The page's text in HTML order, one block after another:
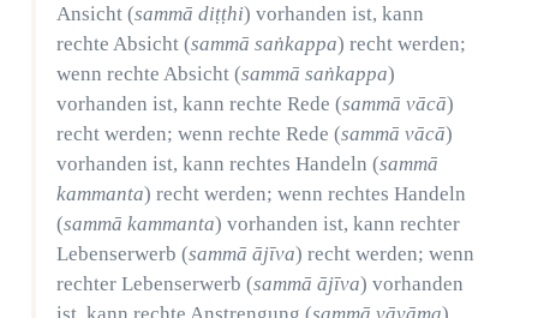
Ansicht (sammā diṭṭhi) vorhanden ist, kann
rechte Absicht (sammā saṅkappa) recht werden;
wenn rechte Absicht (sammā saṅkappa)
vorhanden ist, kann rechte Rede (sammā vācā)
recht werden; wenn rechte Rede (sammā vācā)
vorhanden ist, kann rechtes Handeln (sammā
kammanta) recht werden; wenn rechtes Handeln
(sammā kammanta) vorhanden ist, kann rechter
Lebenserwerb (sammā ājīva) recht werden; wenn
rechter Lebenserwerb (sammā ājīva) vorhanden